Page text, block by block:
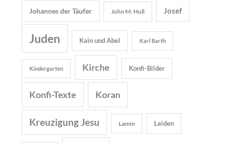
Johannes der Täufer John M. Hull Josef
Juden Kain und Abel Karl Barth
Kindergarten Kirche Konfi-Bilder
Konfi-Texte Koran
Kreuzigung Jesu Lamm Leiden